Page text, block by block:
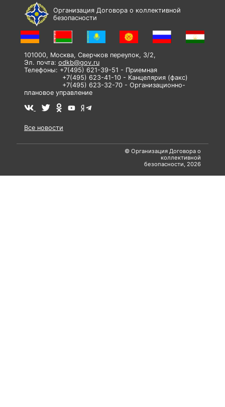
Организация Договора о коллективной
безопасности
101000, Москва, Сверчков переулок, 3/2,
Эл. почта: odkb@gov.ru
Телефоны: +7(495) 621-39-51 - Приемная
+7(495) 623-41-10 - Канцелярия (факс)
+7(495) 623-32-70 - Организационно-
плановое управление
Все новости
© Организация Договора о
коллективной
безопасности, 2026